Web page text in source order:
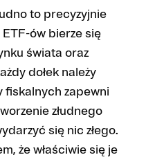
to precyzyjnie
ów bierze się
świata oraz
dołek należy
fiskalnych zapewni
złudnego
się nic złego.
że właściwie się je